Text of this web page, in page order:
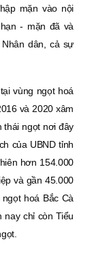
mặn vào nội
- mặn đã và
dân, cả sự
vùng ngọt hoá
và 2020 xâm
thái ngọt nơi đây
của UBND tỉnh
hơn 154.000
và gần 45.000
hoá Bắc Cà
nay chỉ còn Tiểu